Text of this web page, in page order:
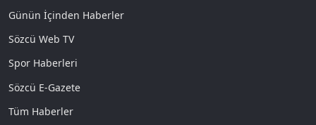
Günün İçinden Haberler
Sözcü Web TV
Spor Haberleri
Sözcü E-Gazete
Tüm Haberler